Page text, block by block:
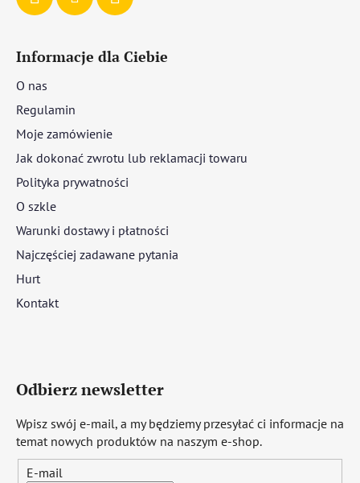
Informacje dla Ciebie
O nas
Regulamin
Moje zamówienie
Jak dokonać zwrotu lub reklamacji towaru
Polityka prywatności
O szkle
Warunki dostawy i płatności
Najczęściej zadawane pytania
Hurt
Kontakt
Odbierz newsletter
Wpisz swój e-mail, a my będziemy przesyłać ci informacje na
temat nowych produktów na naszym e-shop.
E-mail